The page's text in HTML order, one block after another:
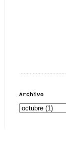
Archivo